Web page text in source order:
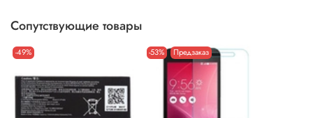
Сопутствующие товары
-49% -53% Предзаказ